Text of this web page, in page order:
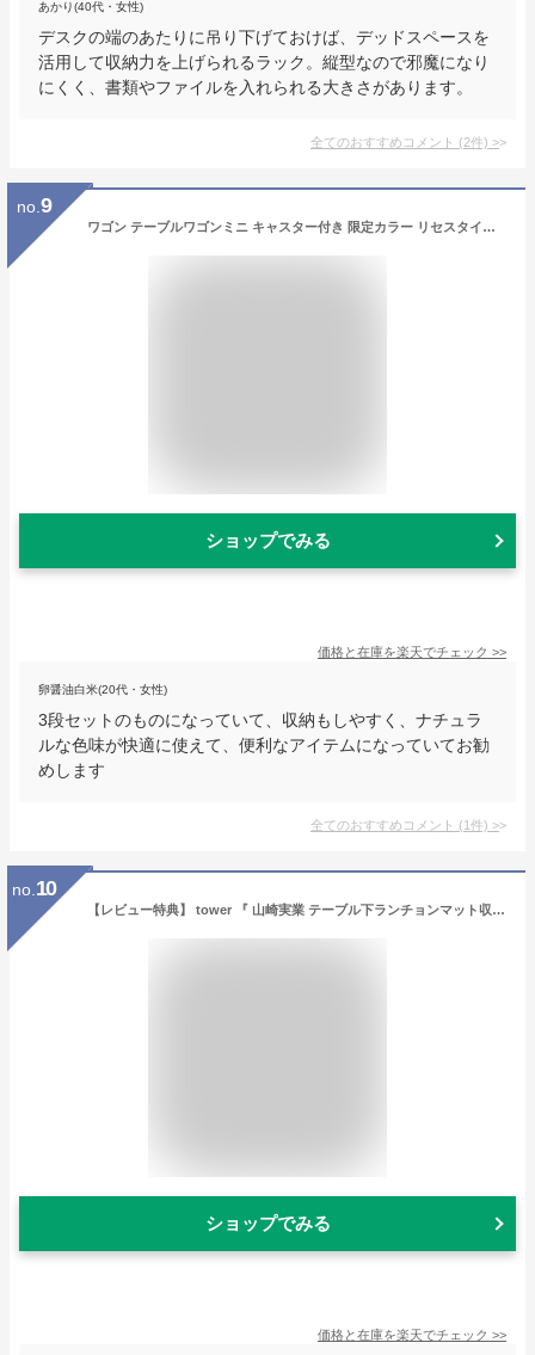
あかり(40代・女性)
デスクの端のあたりに吊り下げておけば、デッドスペースを
活用して収納力を上げられるラック。縦型なので邪魔になり
にくく、書類やファイルを入れられる大きさがあります。
全てのおすすめコメント (2件) >
no. 9
ワゴン テーブルワゴンミニ キャスター付き 限定カラー リセスタイル 3段 おしゃれ キッチンワゴン 天板付 日本製 デスク下 デスク収納 サイドワゴン 多目的ワゴン JEJアステージ プラスチック ラック
ショップでみる
価格と在庫を楽天でチェック >>
卵醤油白米(20代・女性)
3段セットのものになっていて、収納もしやすく、ナチュラ
ルな色味が快適に使えて、便利なアイテムになっていてお勧
めします
全てのおすすめコメント (1件) >
no. 10
【レビュー特典】 tower 『 山崎実業 テーブル下ランチョンマット収納ラック タワー 』 ランチョンマット カトラリー テーブル 書類 リモコン 隠す収納 目隠し デスク下 テーブル下 テーブル下収納 収納ラック スチール 1873 1874 YAMAZAKI 公式 ホワイト 白 黒
ショップでみる
価格と在庫を楽天でチェック >>